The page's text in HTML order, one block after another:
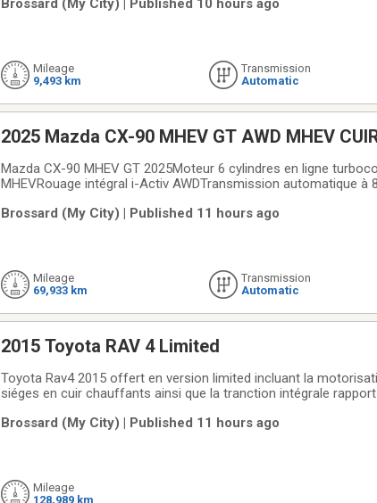
de navigationSièges avant chauffantsAlerte au trafic
Brossard (My City) | Published 10 hours ago
Mileage
9,493 km
Transmission
Automatic
2025 Mazda CX-90 MHEV GT AWD MHEV
Mazda CX-90 MHEV GT 2025Moteur 6 cylindres en ligne
MHEVRouage intégral i-Activ AWDTransmission automatique
écran central grand formatNavigation intégréeApple
Brossard (My City) | Published 11 hours ago
Mileage
69,933 km
Transmission
Automatic
2015 Toyota RAV 4 Limited
Toyota Rav4 2015 offert en version limited incluant la
siéges en cuir chauffants ainsi que la tranction intégrale
Transmission automatique **Les
Brossard (My City) | Published 11 hours ago
Mileage
128,989 km